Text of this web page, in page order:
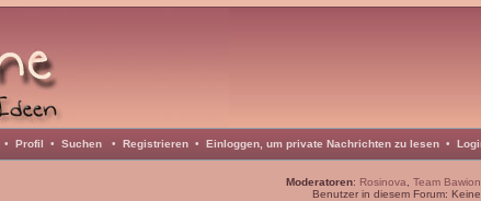
• Profil • Suchen • Registrieren • Einloggen, um private Nachrichten zu lesen •
Moderatoren: Rosinova
Team Bawion
Benutzer in diesem Forum: Keine